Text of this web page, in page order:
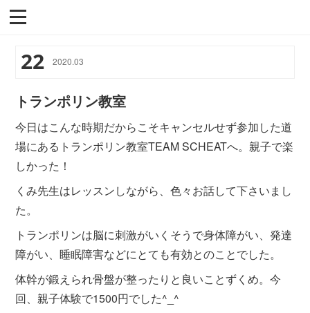
22 2020.03
トランポリン教室
今日はこんな時期だからこそキャンセルせず参加した道
場にあるトランポリン教室TEAM SCHEATへ。親子で楽
しかった！
くみ先生はレッスンしながら、色々お話して下さいまし
た。
トランポリンは脳に刺激がいくそうで身体障がい、発達
障がい、睡眠障害などにとても有効とのことでした。
体幹が鍛えられ骨盤が整ったりと良いことずくめ。今
回、親子体験で1500円でした^_^